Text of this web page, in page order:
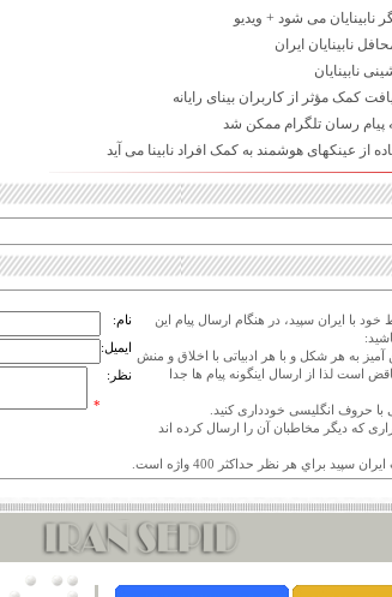
نابینایان می شود + ویدیو
نابینایان ایران
نابینایان
کمک مؤثر از کاربران بینای رایانه
پیام رسان تلگرام ممکن شد
از عینکهای هوشمند به کمک افراد نابینا می آید
با ایران سپید، در هنگام ارسال پیام این
آمیز به هر شکل و با هر ادبیاتی با اخلاق و منش
است لذا از ارسال اینگونه پیام ها جدا
که دیگر مخاطبان آن را ارسال کرده اند
نام:
ایمیل:
نظر:
*